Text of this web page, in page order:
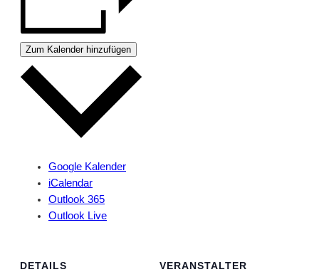
Zum Kalender hinzufügen
Google Kalender
iCalendar
Outlook 365
Outlook Live
DETAILS VERANSTALTER